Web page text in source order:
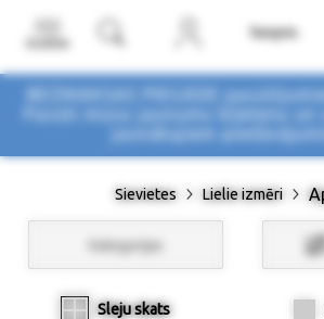
BEZMAKSAS PIEGĀDE
Pasūti mūsu jaunumu biļetenu un
Sievietes Lielie izmēri
Kategorijas
Sleju skats